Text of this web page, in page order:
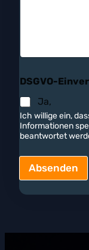
DSGVO-
Ja,
Ich willige ein,
Informationen speichert, sodass
beantwortet
Absenden